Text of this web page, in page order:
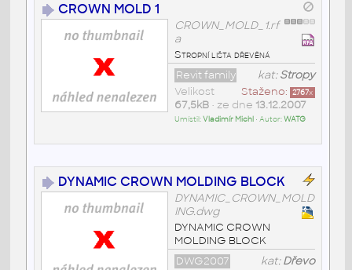
CROWN MOLD 1
CROWN_MOLD_1.rf
a
Stropní lišta dřevěná
kat:Stropy
Revit family
Staženo: 2767x
Velikost
67,5kB• ze dne 13.12.2007
Umístil:Vladimír Michl • Autor:WATG
DYNAMIC CROWN MOLDING BLOCK
DYNAMIC_CROWN_MOLD
ING.dwg
DYNAMIC CROWN
MOLDING BLOCK
kat:Dřevo
DWG2007